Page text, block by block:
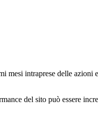
intraprese delle
del sito può essere